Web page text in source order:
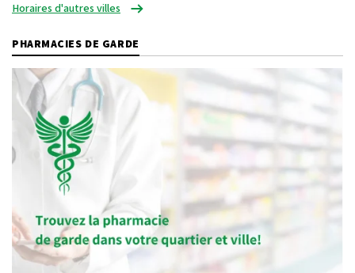
Horaires d'autres villes
PHARMACIES DE GARDE